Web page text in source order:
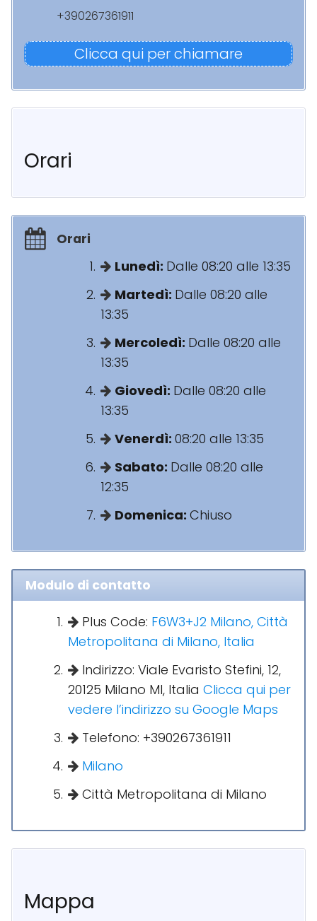
+390267361911
Clicca qui per chiamare
Orari
Orari
Lunedì: Dalle 08:20 alle 13:35
Martedì: Dalle 08:20 alle
13:35
Mercoledì: Dalle 08:20 alle
13:35
Giovedì: Dalle 08:20 alle
13:35
Venerdì: 08:20 alle 13:35
Sabato: Dalle 08:20 alle
12:35
Domenica: Chiuso
Modulo di contatto
Plus Code: F6W3+J2 Milano, Città
Metropolitana di Milano, Italia
Indirizzo: Viale Evaristo Stefini, 12,
20125 Milano MI, Italia Clicca qui per
vedere l’indirizzo su Google Maps
Telefono: +390267361911
Milano
Città Metropolitana di Milano
Mappa